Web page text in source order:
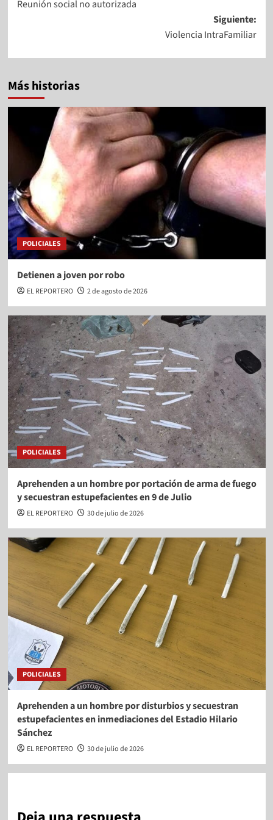
Reunión social no autorizada
Siguiente:
Violencia IntraFamiliar
Más historias
POLICIALES
Detienen a joven por robo
EL REPORTERO 2 de agosto de 2026
POLICIALES
Aprehenden a un hombre por portación de arma de fuego
y secuestran estupefacientes en 9 de Julio
EL REPORTERO 30 de julio de 2026
POLICIALES
Aprehenden a un hombre por disturbios y secuestran
estupefacientes en inmediaciones del Estadio Hilario
Sánchez
EL REPORTERO 30 de julio de 2026